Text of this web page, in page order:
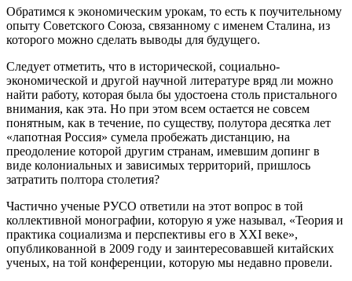
Обратимся к экономическим урокам, то есть к поучительному
опыту Советского Союза, связанному с именем Сталина, из
которого можно сделать выводы для будущего.
Следует отметить, что в исторической, социально-
экономической и другой научной литературе вряд ли можно
найти работу, которая была бы удостоена столь пристального
внимания, как эта. Но при этом всем остается не совсем
понятным, как в течение, по существу, полутора десятка лет
«лапотная Россия» сумела пробежать дистанцию, на
преодоление которой другим странам, имевшим допинг в
виде колониальных и зависимых территорий, пришлось
затратить полтора столетия?
Частично ученые РУСО ответили на этот вопрос в той
коллективной монографии, которую я уже называл, «Теория и
практика социализма и перспективы его в XXI веке»,
опубликованной в 2009 году и заинтересовавшей китайских
ученых, на той конференции, которую мы недавно провели.